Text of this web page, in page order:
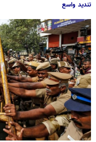
تنديد واسع